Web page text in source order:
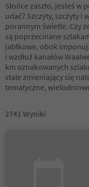
Słońce zaszło, jesteś w
udać? Szczyty, szczyty i
porannym świetle. Czy
są poprzecinane
jabłkowe, obok
i wzdłuż kanałów
km oznakowanych
stale zmieniający się
tematyczne,
2741 Wyniki